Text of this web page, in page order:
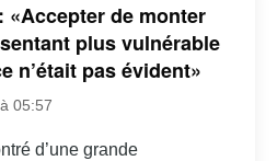
«Accepter de monter
plus vulnérable
n’était pas évident»
05:57
d’une grande